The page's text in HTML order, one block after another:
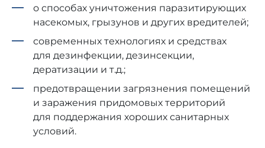
о способах уничтожения паразитирующих
насекомых, грызунов и других вредителей;
современных технологиях и средствах
для дезинфекции, дезинсекции,
дератизации и т.д.;
предотвращении загрязнения помещений
и заражения придомовых территорий
для поддержания хороших санитарных
условий.